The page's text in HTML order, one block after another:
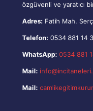
özgüvenli ve yaratıcı
Adres: Fatih Mah.
Telefon: 0534 881 14
WhatsApp: 0534 881
Mail:
Mail: